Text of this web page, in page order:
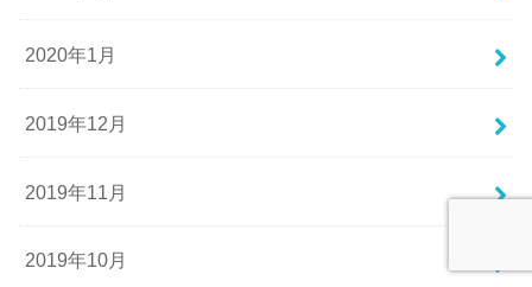
2020年1月
2019年12月
2019年11月
2019年10月